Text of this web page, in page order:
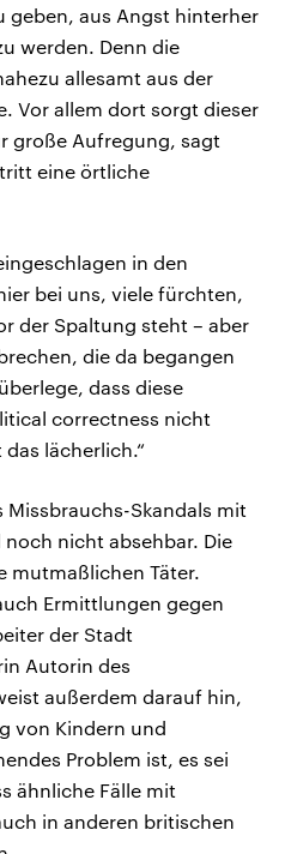
geben, aus Angst hinterher
werden. Denn die
allesamt aus der
Vor allem dort sorgt dieser
große Aufregung, sagt
eine örtliche
in den
bei uns, viele fürchten,
der Spaltung steht – aber
die da begangen
dass diese
correctness nicht
lächerlich.“
Missbrauchs-Skandals mit
nicht absehbar. Die
mutmaßlichen Täter.
Ermittlungen gegen
der Stadt
Autorin des
außerdem darauf hin,
von Kindern und
Problem ist, es sei
ähnliche Fälle mit
in anderen britischen